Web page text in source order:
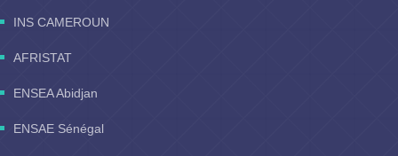
INS CAMEROUN
AFRISTAT
ENSEA Abidjan
ENSAE Sénégal